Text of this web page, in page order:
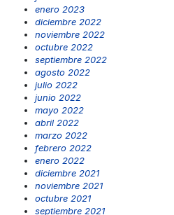
enero 2023
diciembre 2022
noviembre 2022
octubre 2022
septiembre 2022
agosto 2022
julio 2022
junio 2022
mayo 2022
abril 2022
marzo 2022
febrero 2022
enero 2022
diciembre 2021
noviembre 2021
octubre 2021
septiembre 2021